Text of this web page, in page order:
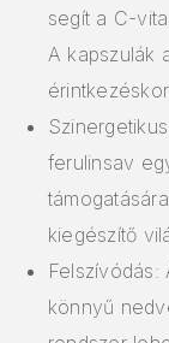
segít a C-
A kapszulák
ferulinsav
kiegészítő
Felszívódás:
könnyű